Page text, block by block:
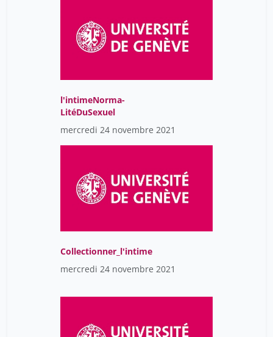
l'intimeNorma-
LitéDuSexuel
mercredi 24 novembre 2021
Collectionner_l'intime
mercredi 24 novembre 2021